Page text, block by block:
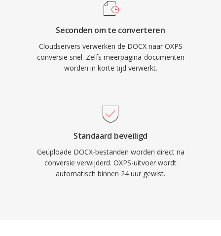
Seconden om te converteren
Cloudservers verwerken de DOCX naar OXPS
conversie snel. Zelfs meerpagina-documenten
worden in korte tijd verwerkt.
Standaard beveiligd
Geüploade DOCX-bestanden worden direct na
conversie verwijderd. OXPS-uitvoer wordt
automatisch binnen 24 uur gewist.